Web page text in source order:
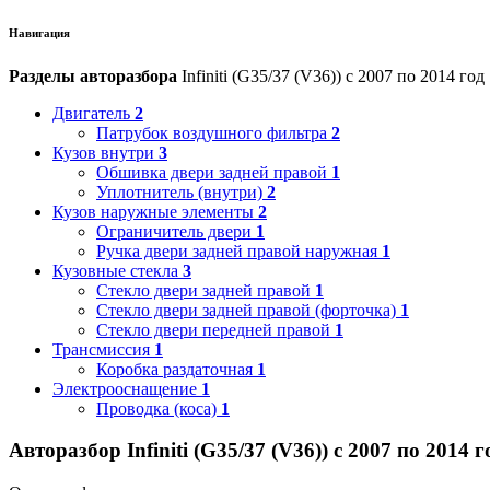
Навигация
Разделы авторазбора Infiniti (G35/37 (V36)) с 2007 по 2014 год
Двигатель 2
Патрубок воздушного фильтра 2
Кузов внутри 3
Обшивка двери задней правой 1
Уплотнитель (внутри) 2
Кузов наружные элементы 2
Ограничитель двери 1
Ручка двери задней правой наружная 1
Кузовные стекла 3
Стекло двери задней правой 1
Стекло двери задней правой (форточка) 1
Стекло двери передней правой 1
Трансмиссия 1
Коробка раздаточная 1
Электрооснащение 1
Проводка (коса) 1
Авторазбор Infiniti (G35/37 (V36)) с 2007 по 2014